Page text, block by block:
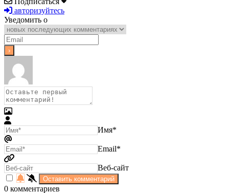
авторизуйтесь
Уведомить о
Имя*
Email*
Веб-сайт
0 комментариев